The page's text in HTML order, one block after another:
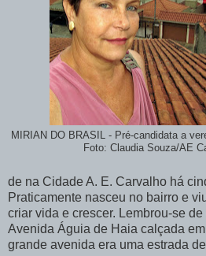
MIRIAN DO BRASIL - Pré-candidata a
Foto: Claudia Souza/AE
de na Cidade A. E. Carvalho há
Praticamente nasceu no bairro e
criar vida e crescer. Lembrou-se
Avenida Águia de Haia calçada
grande avenida era uma estrada